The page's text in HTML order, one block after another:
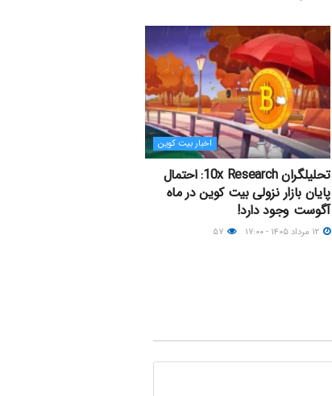
اخبار بیت کوین
تحلیلگران 10x Research: احتمال
پایان بازار نزولی بیت کوین در ماه
آگوست وجود دارد!